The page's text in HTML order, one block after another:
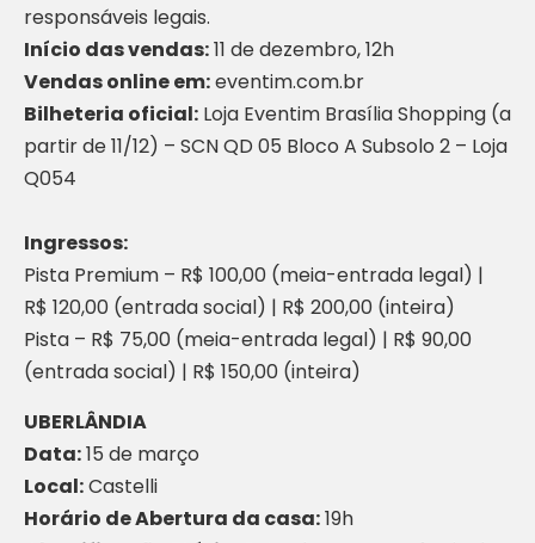
responsáveis legais.
Início das vendas:11 de dezembro, 12h
Vendas online em:eventim.com.br
Bilheteria oficial: Loja Eventim Brasília Shopping (a
partir de 11/12) – SCN QD 05 Bloco A Subsolo 2 – Loja
Q054
Ingressos:
Pista Premium – R$ 100,00 (meia-entrada legal) |
R$ 120,00 (entrada social) | R$ 200,00 (inteira)
Pista – R$ 75,00 (meia-entrada legal) | R$ 90,00
(entrada social) | R$ 150,00 (inteira)
UBERLÂNDIA
Data:15 de março
Local:Castelli
Horário de Abertura da casa:19h